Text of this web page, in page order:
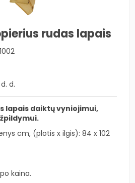
rudas lapais
d.
lapais daiktų vyniojimui,
cm, (plotis x ilgis): 84 x 102
kaina.